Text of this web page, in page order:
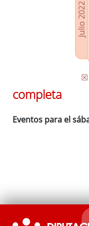
Agenda de Presidencia
Plenos provinciales y
Oficina de Proyectos
Julio 2022
☒
completa
Eventos para el